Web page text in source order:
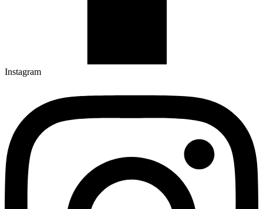
Instagram